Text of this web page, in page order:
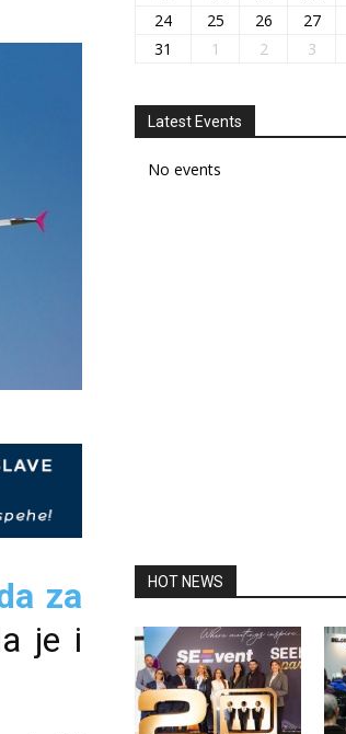
za
je i
24
25 26 27
31
1 2 3
Latest Events
No events
HOT NEWS